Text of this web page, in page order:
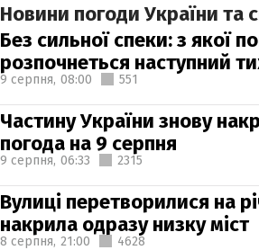
Новини погоди України та
Без сильної спеки: з якої
розпочнеться наступний
9 серпня, 08:00 551
Частину України знову
погода на 9 серпня
9 серпня, 06:33 2315
Вулиці перетворилися на
накрила одразу низку міст
8 серпня, 21:00 4628